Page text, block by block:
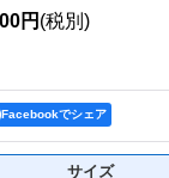
円 (税別)
Facebookでシェア
サイズ